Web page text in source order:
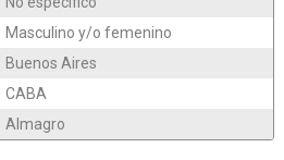
Masculino y/o femenino
Buenos Aires
CABA
Almagro